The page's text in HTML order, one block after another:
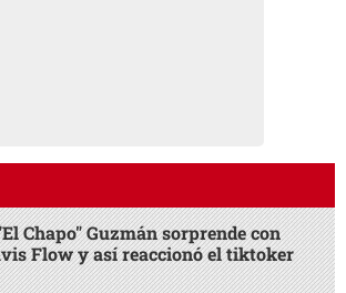
Chapo" Guzmán sorprende con
Flow y así reaccionó el tiktoker